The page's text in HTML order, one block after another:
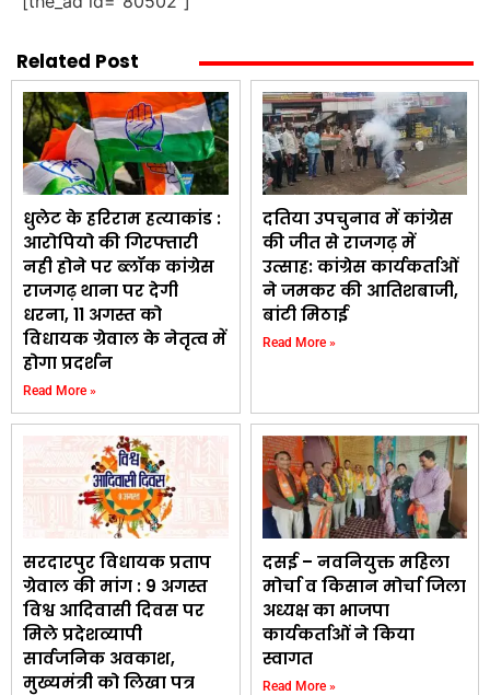
Related Post
धुलेट के हरिराम हत्याकांड :
आरोपियो की गिरफ्तारी
नही होने पर ब्लॉक कांग्रेस
राजगढ़ थाना पर देगी
धरना, 11 अगस्त को
विधायक ग्रेवाल के नेतृत्व में
होगा प्रदर्शन
Read More »
दतिया उपचुनाव में कांग्रेस
की जीत से राजगढ़ में
उत्साह: कांग्रेस कार्यकर्ताओं
ने जमकर की आतिशबाजी,
बांटी मिठाई
Read More »
सरदारपुर विधायक प्रताप
ग्रेवाल की मांग : 9 अगस्त
विश्व आदिवासी दिवस पर
मिले प्रदेशव्यापी
सार्वजनिक अवकाश,
मुख्यमंत्री को लिखा पत्र
दसई – नवनियुक्त महिला
मोर्चा व किसान मोर्चा जिला
अध्यक्ष का भाजपा
कार्यकर्ताओं ने किया
स्वागत
Read More »